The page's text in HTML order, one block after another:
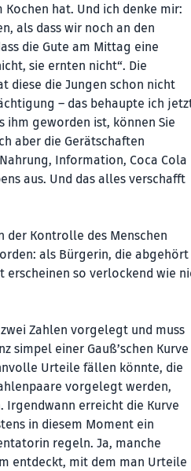
hat. Und ich denke mir:
als dass wir noch an den
die Gute am Mittag eine
sie ernten nicht“. Die
diese die Jungen schon nicht
– das behaupte ich
ihm geworden ist, können Sie
aber die Gerätschaften
Information, Coca Cola
aus. Und das alles verschafft
der Kontrolle des Menschen
als Bürgerin, die abgehört
erscheinen so verlockend wie
Zahlen vorgelegt und muss
simpel einer Gauß’schen Kurve
Urteile fällen könnte, die
vorgelegt werden,
Irgendwann erreicht die Kurve
in diesem Moment ein
regeln. Ja, manche
entdeckt, mit dem man Urteile